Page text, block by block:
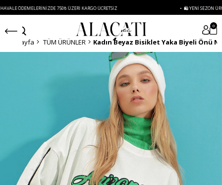
750₺ ÜZERI KARGO ÜCRETSIZ • 🛍️ YENI SEZON
0
Anasayfa TÜM ÜRÜNLER